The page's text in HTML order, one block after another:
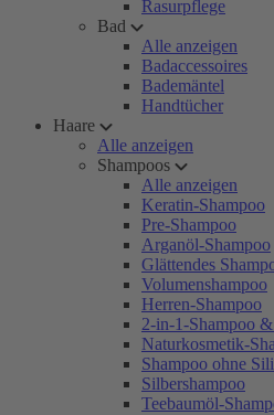
Rasurpflege
Bad
Alle anzeigen
Badaccessoires
Bademäntel
Handtücher
Haare
Alle anzeigen
Shampoos
Alle anzeigen
Keratin-Shampoo
Pre-Shampoo
Arganöl-Shampoo
Glättendes
Volumenshampoo
Herren-Shampoo
2-in-1-Shampoo
Naturkosmetik-
Shampoo ohne
Silbershampoo
Teebaumöl-